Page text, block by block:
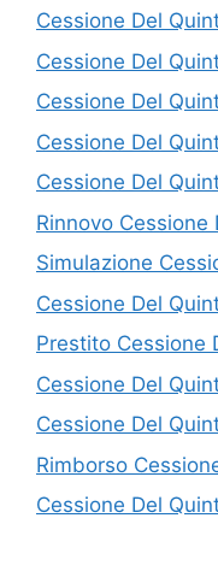
Cessione Del
Cessione Del
Cessione Del
Cessione Del
Cessione Del
Rinnovo Cessione
Simulazione
Cessione Del
Prestito Cessione
Cessione Del
Cessione Del
Rimborso
Cessione Del